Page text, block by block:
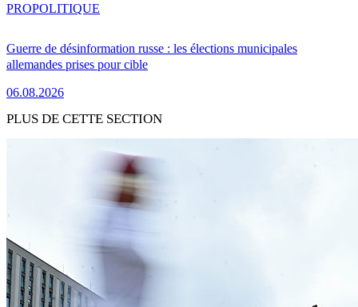
Guerre de désinformation russe : les élections municipales
allemandes prises pour cible
06.08.2026
PROPOLITIQUE
PLUS DE CETTE SECTION